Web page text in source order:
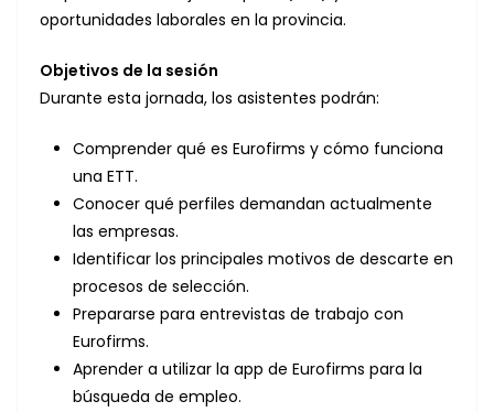
oportunidades laborales en la provincia.
Objetivos de la sesión
Durante esta jornada, los asistentes podrán:
Comprender qué es Eurofirms y cómo funciona
una ETT.
Conocer qué perfiles demandan actualmente
las empresas.
Identificar los principales motivos de descarte en
procesos de selección.
Prepararse para entrevistas de trabajo con
Eurofirms.
Aprender a utilizar la app de Eurofirms para la
búsqueda de empleo.